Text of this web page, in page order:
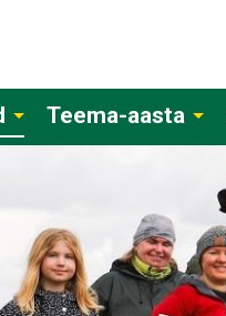
Teema-aasta